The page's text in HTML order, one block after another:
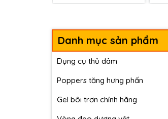
Danh mục sản phẩm
Dụng cụ thủ dâm
Poppers tăng hưng phấn
Gel bôi trơn chính hãng